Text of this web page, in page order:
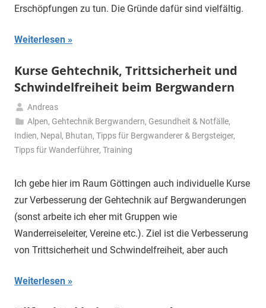
Erschöpfungen zu tun. Die Gründe dafür sind vielfältig.
Weiterlesen
Kurse Gehtechnik, Trittsicherheit und
Schwindelfreiheit beim Bergwandern
29.
April
2020
Andreas
Alpen, Gehtechnik Bergwandern, Gesundheit & Notfälle,
Indien, Nepal, Bhutan, Tipps für Bergwanderer & Bergsteiger,
Tipps für Wanderführer, Training
Ich gebe hier im Raum Göttingen auch individuelle Kurse
zur Verbesserung der Gehtechnik auf Bergwanderungen
(sonst arbeite ich eher mit Gruppen wie
Wanderreiseleiter, Vereine etc.). Ziel ist die Verbesserung
von Trittsicherheit und Schwindelfreiheit, aber auch
Weiterlesen